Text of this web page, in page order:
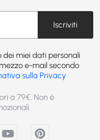
Iscriviti
miei dati personali
e-mail secondo
sulla Privacy
a 79€. Non è